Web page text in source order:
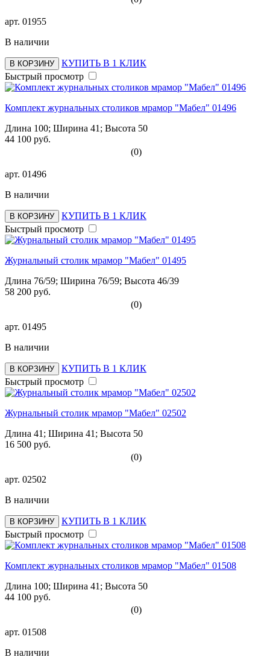
арт. 01955
В наличии
В КОРЗИНУ
КУПИТЬ В 1 КЛИК
Быстрый просмотр
Комплект журнальных столиков мрамор "Мабел" 01496
Длина 100; Ширина 41; Высота 50
44 100 руб.
(0)
арт. 01496
В наличии
В КОРЗИНУ
КУПИТЬ В 1 КЛИК
Быстрый просмотр
Журнальный столик мрамор "Мабел" 01495
Длина 76/59; Ширина 76/59; Высота 46/39
58 200 руб.
(0)
арт. 01495
В наличии
В КОРЗИНУ
КУПИТЬ В 1 КЛИК
Быстрый просмотр
Журнальный столик мрамор "Мабел" 02502
Длина 41; Ширина 41; Высота 50
16 500 руб.
(0)
арт. 02502
В наличии
В КОРЗИНУ
КУПИТЬ В 1 КЛИК
Быстрый просмотр
Комплект журнальных столиков мрамор "Мабел" 01508
Длина 100; Ширина 41; Высота 50
44 100 руб.
(0)
арт. 01508
В наличии